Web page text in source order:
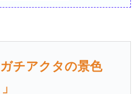
チアクタの景色